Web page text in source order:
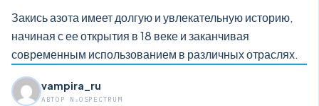
Закись азота имеет долгую и увлекательную историю,
начиная с ее открытия в 18 веке и заканчивая
современным использованием в различных отраслях.
vampira_ru
АВТОР N₂OSPECTRUM